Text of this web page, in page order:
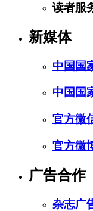
读者服
新媒体
中国国
中国国
官方微
官方微
广告合作
杂志广